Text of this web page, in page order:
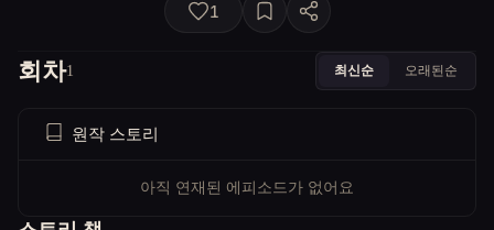
1
회차1 최신순 오래된순
원작 스토리
아직 연재된 에피소드가 없어요